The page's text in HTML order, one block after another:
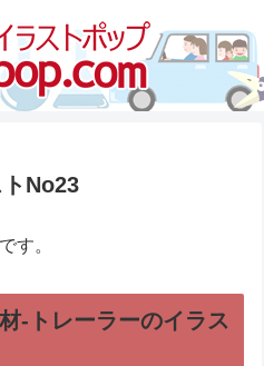
トNo23
す。
-トレーラーのイラス